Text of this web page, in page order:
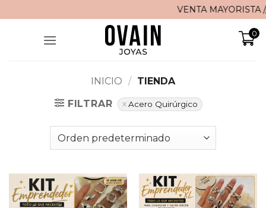
al
contenido
VENTA MAYORISTA // 🚚
0
INICIO / TIENDA
FILTRAR
Acero Quirúrgico